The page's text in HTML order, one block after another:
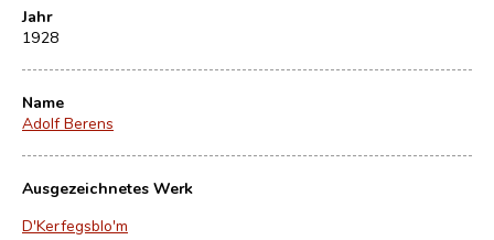
Kontakt
Jahr
1928
Name
Adolf Berens
Ausgezeichnetes Werk
D'Kerfegsblo'm